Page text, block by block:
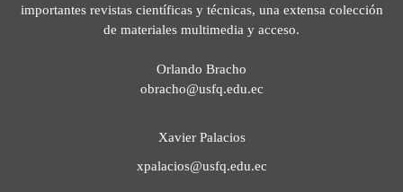
importantes revistas científicas y técnicas, una extensa colección
de materiales multimedia y acceso.
Orlando Bracho
obracho@usfq.edu.ec
Xavier Palacios
xpalacios@usfq.edu.ec